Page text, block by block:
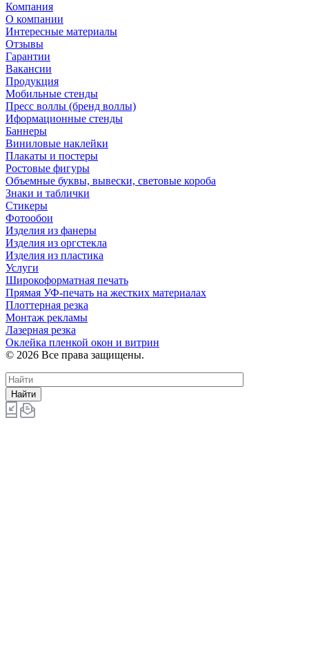
Компания
О компании
Интересные материалы
Отзывы
Гарантии
Вакансии
Продукция
Мобильные стенды
Пресс воллы (бренд воллы)
Иформационные стенды
Баннеры
Виниловые наклейки
Плакаты и постеры
Ростовые фигуры
Объемные буквы, вывески, световые короба
Знаки и таблички
Стикеры
Фотообои
Изделия из фанеры
Изделия из оргстекла
Изделия из пластика
Услуги
Широкоформатная печать
Прямая УФ-печать на жестких материалах
Плоттерная резка
Монтаж рекламы
Лазерная резка
Оклейка пленкой окон и витрин
© 2026 Все права защищены.
Найти